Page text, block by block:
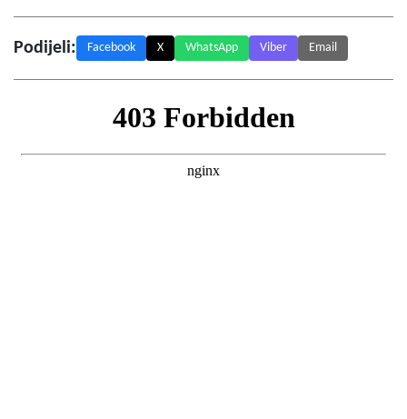
Podijeli: Facebook X WhatsApp Viber Email